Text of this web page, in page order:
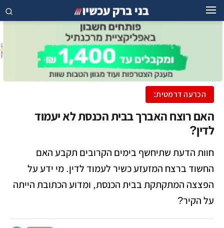
הכרעה דרמטית:
האם רוצח האברך בבית הכנסת לא יעמוד
לדין?
חוות הדעת שתיחשף בימים הקרובים תקבע האם
החשוד ברצח המזעזע כשיר לעמוד לדין. מי ידע על
הפצצה המתקתקת בבית הכנסת, ומדוע הכתובת הייתה
על הקיר?